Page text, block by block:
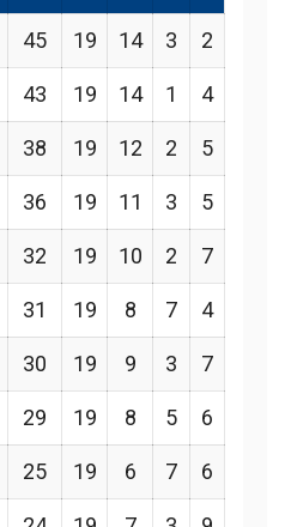
45 19 14 3 2
43 19 14 1 4
38 19 12 2 5
36 19 11 3 5
32 19 10 2 7
31 19 8 7 4
30 19 9 3 7
29 19 8 5 6
25 19 6 7 6